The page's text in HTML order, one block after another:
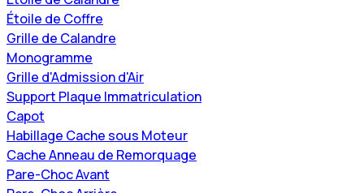
Étoile de Coffre
Grille de Calandre
Monogramme
Grille d'Admission d'Air
Support Plaque Immatriculation
Capot
Habillage Cache sous Moteur
Cache Anneau de Remorquage
Pare-Choc Avant